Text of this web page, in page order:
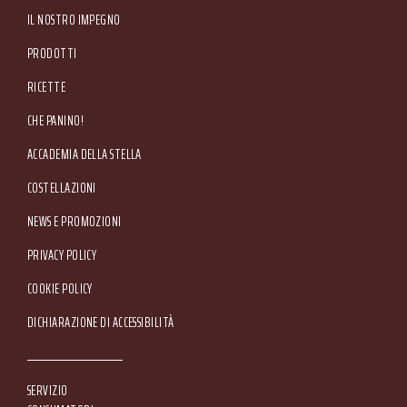
IL NOSTRO IMPEGNO
PRODOTTI
RICETTE
CHE PANINO!
ACCADEMIA DELLA STELLA
COSTELLAZIONI
NEWS E PROMOZIONI
Footer Service Menu
PRIVACY POLICY
COOKIE POLICY
DICHIARAZIONE DI ACCESSIBILITÀ
SERVIZIO